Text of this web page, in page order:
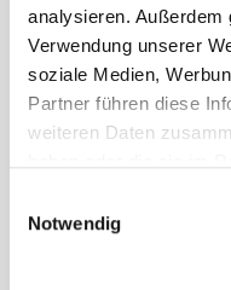
analysieren. Außerdem
Verwendung unserer
soziale Medien,
Partner führen diese
weiteren Daten
Notwendig